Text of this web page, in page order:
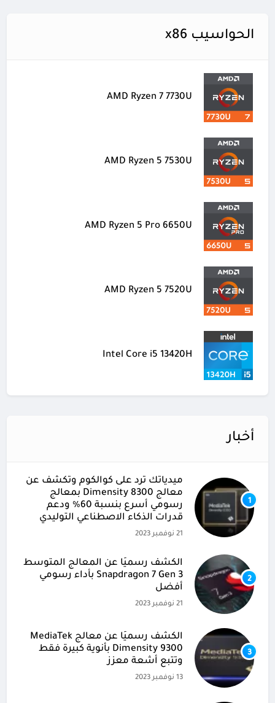
الحواسيب x86
AMD Ryzen 7 7730U
AMD Ryzen 5 7530U
AMD Ryzen 5 Pro 6650U
AMD Ryzen 5 7520U
Intel Core i5 13420H
أخبار
1
ميدياتك ترد على كوالكوم وتكشف عن
معالج Dimensity 8300 بمعالج
رسومي أسرع بنسبة 60% ودعم
قدرات الذكاء الاصطناعي التوليدي
21 نوفمبر 2023
2
الكشف رسميًا عن المعالج المتوسط
Snapdragon 7 Gen 3 بأداء رسومي
أفضل
21 نوفمبر 2023
3
الكشف رسميًا عن معالج MediaTek
Dimensity 9300 بأنوية كبيرة فقط
وتتبع أشعة معزز
13 نوفمبر 2023